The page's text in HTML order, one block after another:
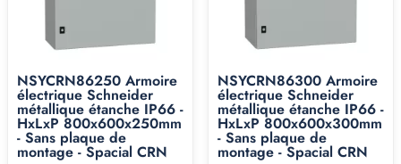
NSYCRN86250 Armoire
électrique Schneider
métallique étanche IP66 -
HxLxP 800x600x250mm
- Sans plaque de
montage - Spacial CRN
NSYCRN86300 Armoire
électrique Schneider
métallique étanche IP66 -
HxLxP 800x600x300mm
- Sans plaque de
montage - Spacial CRN